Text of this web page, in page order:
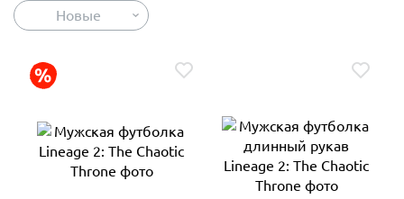
Новые